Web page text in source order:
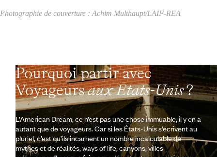
Photographie de couverture : Achim Multhaupt/LAIF-REA
Pourquoi partir avec
Voyageursaux Etats-Unis?
L’American Dream, ce n’est pas une chose immuable, il y en a
autant que de voyageurs. Car si les États-Unis s’écrivent au
pluriel, c’est qu’ils incarnent un nombre incalculable de
mythes et de réalités, ways of life, canyons, villes